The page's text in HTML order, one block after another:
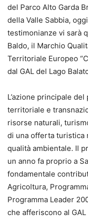
del Parco Alto Garda
della Valle Sabbia,
testimonianze vi sarà
Baldo, il Marchio
Territoriale Europeo
dal GAL del Lago
L’azione principale
territoriale e
risorse naturali,
di una offerta turistica
qualità ambientale. Il
un anno fa proprio a
fondamentale
Agricoltura,
Programma Leader
che afferiscono al GAL